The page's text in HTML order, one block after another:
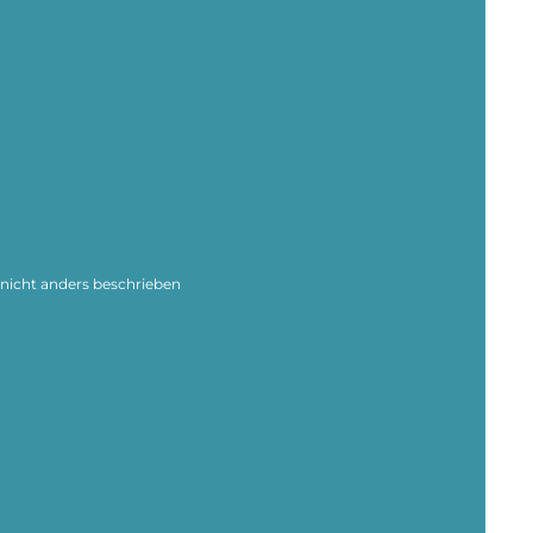
anders beschrieben